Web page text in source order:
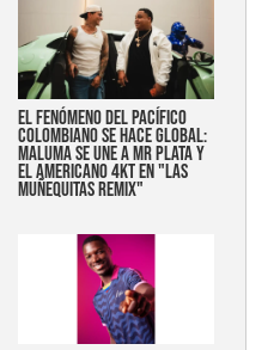
EL FENÓMENO DEL PACÍFICO
COLOMBIANO SE HACE GLOBAL:
MALUMA SE UNE A MR PLATA Y
EL AMERICANO 4KT EN "LAS
MUÑEQUITAS REMIX"